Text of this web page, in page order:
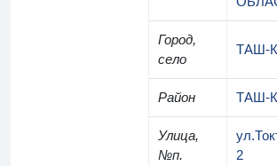
Город,
село
ТАШ-
Район ТАШ-
Улица,
№п.
2